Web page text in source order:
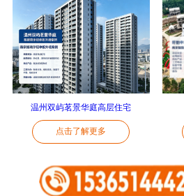
温州双屿茗景华庭高层住宅
点击了解更多